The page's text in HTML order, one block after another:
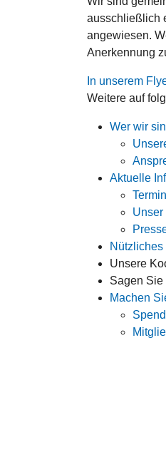
ausschließlich
angewiesen.
Anerkennung
In unserem
Weitere auf
Wer wir
Aktuelle
Unser
Nützliches
Unsere
Sagen Sie
Machen